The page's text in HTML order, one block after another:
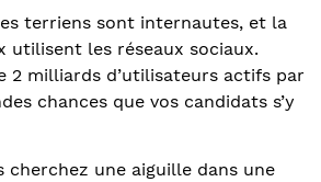
terriens sont internautes, et la
utilisent les réseaux sociaux.
2 milliards d’utilisateurs actifs par
chances que vos candidats s’y
cherchez une aiguille dans une